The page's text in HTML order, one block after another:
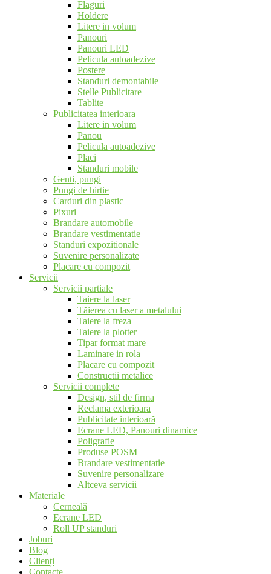
Flaguri
Holdere
Litere in volum
Panouri
Panouri LED
Pelicula autoadezive
Postere
Standuri demontabile
Stelle Publicitare
Tablite
Publicitatea interioara
Litere in volum
Panou
Pelicula autoadezive
Placi
Standuri mobile
Genti, pungi
Pungi de hirtie
Carduri din plastic
Pixuri
Brandare automobile
Brandare vestimentatie
Standuri expozitionale
Suvenire personalizate
Placare cu compozit
Servicii
Servicii partiale
Taiere la laser
Tăierea cu laser a metalului
Taiere la freza
Taiere la plotter
Tipar format mare
Laminare in rola
Placare cu compozit
Constructii metalice
Servicii complete
Design, stil de firma
Reclama exterioara
Publicitate interioară
Ecrane LED, Panouri dinamice
Poligrafie
Produse POSM
Brandare vestimentatie
Suvenire personalizare
Altceva servicii
Materiale
Cerneală
Ecrane LED
Roll UP standuri
Joburi
Blog
Clienți
Contacte